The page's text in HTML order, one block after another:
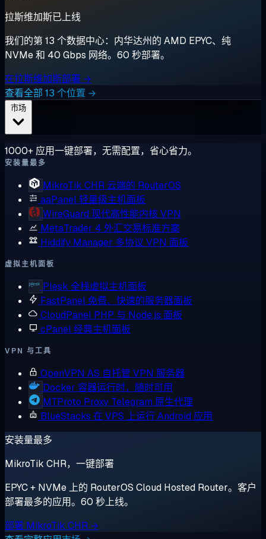
拉斯维加斯已上线
我们的第 13 个数据中心：内华达州的 AMD EPYC、纯
NVMe 和 40 Gbps 网络。60 秒部署。
在拉斯维加斯部署 →
查看全部 13 个位置 →
1000+ 应用一键部署，无需配置，省心省力。
安装量最多
MikroTik CHR 云端的 RouterOS
aaPanel轻量级主机面板
WireGuard 现代高性能内核 VPN
MetaTrader 4 外汇交易标准方案
Hiddify Manager 多协议 VPN 面板
虚拟主机面板
Plesk 全栈虚拟主机面板
FastPanel 免费、快速的服务器面板
CloudPanel PHP 与 Node.js 面板
cPanel经典主机面板
VPN 与工具
OpenVPN AS 自托管 VPN 服务器
Docker 容器运行时，随时可用
MTProto Proxy Telegram 原生代理
BlueStacks 在 VPS 上运行 Android 应用
安装量最多
MikroTik CHR，一键部署
EPYC + NVMe 上的 RouterOS Cloud Hosted Router。客户
部署最多的应用。60 秒上线。
部署 MikroTik CHR →